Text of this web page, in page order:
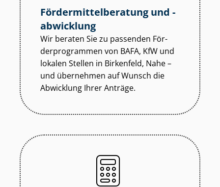
För­der­mit­tel­be­ra­tung und -
abwicklung
Wir beraten Sie zu passenden För­
der­pro­gram­men von BAFA, KfW und
lokalen Stellen in Birkenfeld, Nahe –
und übernehmen auf Wunsch die
Abwicklung Ihrer Anträge.